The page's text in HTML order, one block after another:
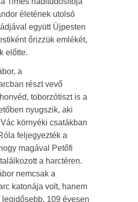
életének utolsó
együtt Újpesten
őrizzük emlékét,
előtte.
a
részt vevő
toborzótiszt is a
nyugszik, aki
környéki csatákban
feljegyezték a
magával Petőfi
a harctéren.
nemcsak a
katonája volt, hanem
109 évesen